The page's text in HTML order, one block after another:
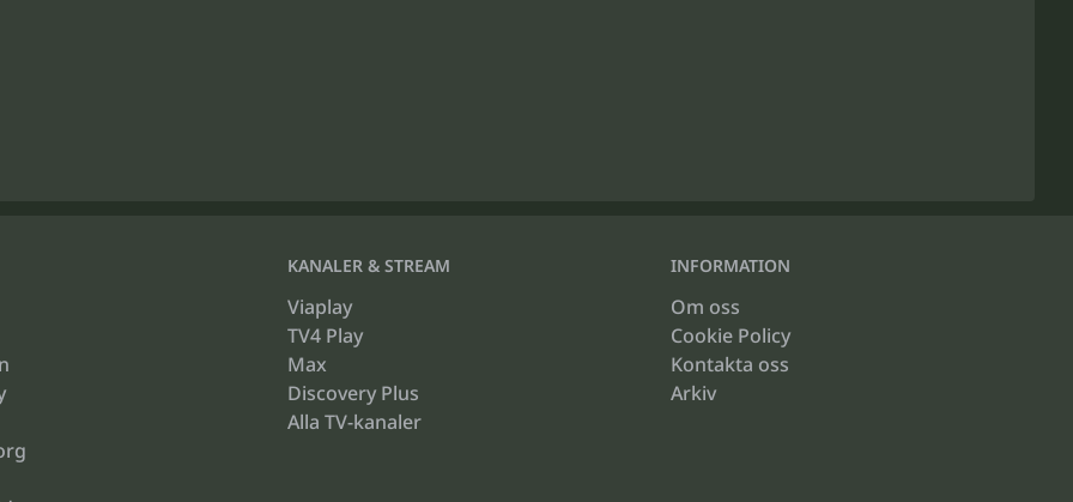
KANALER & STREAM
Viaplay
TV4 Play
Max
Discovery Plus
Alla TV-kanaler
INFORMATION
Om oss
Cookie Policy
Kontakta oss
Arkiv